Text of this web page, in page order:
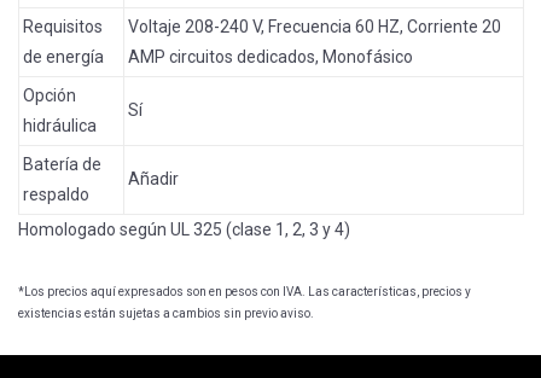
Requisitos
de energía
Voltaje 208-240 V, Frecuencia 60 HZ, Corriente 20
AMP circuitos dedicados, Monofásico
Opción
hidráulica
Sí
Batería de
respaldo
Añadir
Homologado según UL 325 (clase 1, 2, 3 y 4)
*Los precios aquí expresados son en pesos con IVA. Las características, precios y
existencias están sujetas a cambios sin previo aviso.